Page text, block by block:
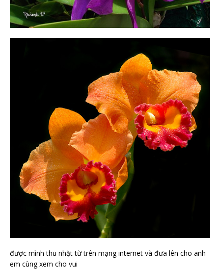
được mình thu nhặt từ trên mạng internet và đưa lên cho anh
em cùng xem cho vui